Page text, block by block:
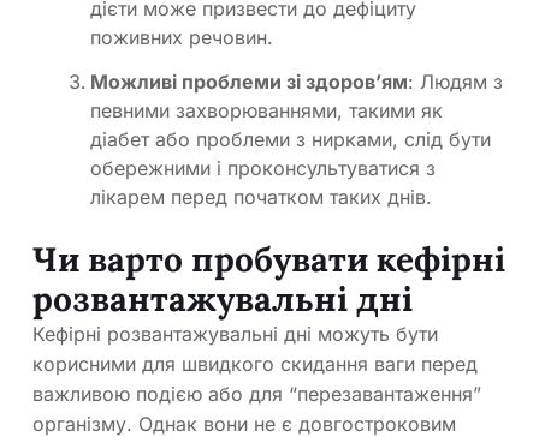
дієти може призвести до дефіциту
поживних речовин.
Можливі проблеми зі здоров’ям: Людям з
певними захворюваннями, такими як
діабет або проблеми з нирками, слід бути
обережними і проконсультуватися з
лікарем перед початком таких днів.
Чи варто пробувати кефірні
розвантажувальні дні
Кефірні розвантажувальні дні можуть бути
корисними для швидкого скидання ваги перед
важливою подією або для “перезавантаження”
організму. Однак вони не є довгостроковим